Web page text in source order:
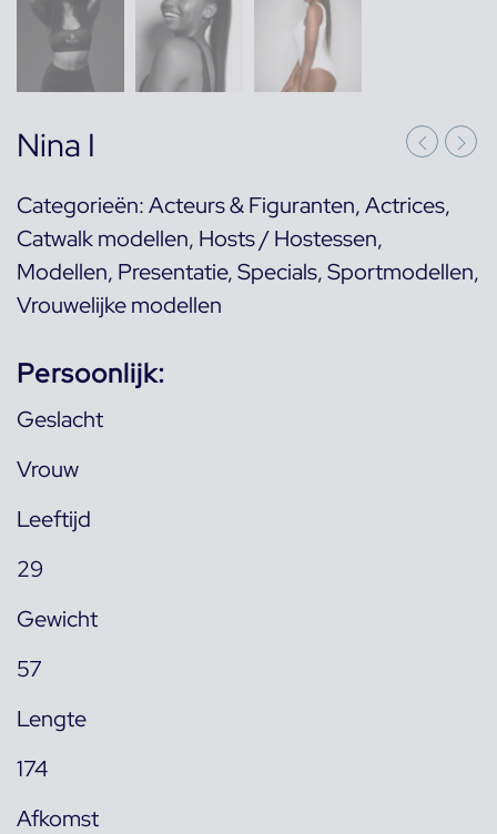
Nina I
Categorieën:Acteurs & Figuranten,Actrices,
Catwalk modellen, Hosts / Hostessen,
Modellen, Presentatie,Specials,Sportmodellen,
Vrouwelijke modellen
Persoonlijk:
Geslacht
Vrouw
Leeftijd
29
Gewicht
57
Lengte
174
Afkomst